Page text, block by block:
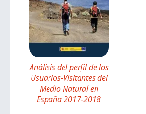
Análisis del perfil de los
Usuarios-Visitantes del
Medio Natural en
España 2017-2018